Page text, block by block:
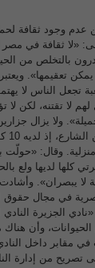
عدم وجود ثقافة
«لا ثقافة في مصر
بالتخلص من
يمكن تعقيمها».
تجعل الناس لا
لهم لا تقتنه، لكن لا
ولا يزال
وقال: «حولّت
كلها لديها ولع
لا يبصران». وأشادت
في مجال حقوق
الجزيرة
الحيوانات، وأن
في مقابر داخل
تصريح من إدارة